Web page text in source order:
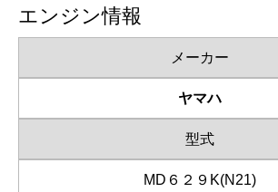
エンジン情報
メーカー
ヤマハ
型式
MD６２９K(N21)